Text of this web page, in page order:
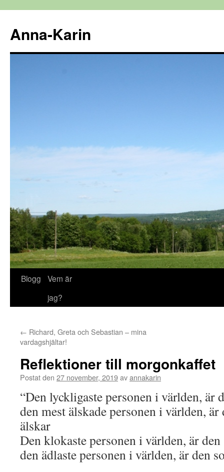
innehåll
Anna-Karin
Blogg
Vem är
jag?
← Richard, Greta och Sebastian – mina
vardagshjältar!
Reflektioner till morgonkaffet
Postat den 27 november, 2019avannakarin
“Den lyckligaste personen i världen, är
den mest älskade personen i världen,
älskar
Den klokaste personen i världen, är
den ädlaste personen i världen, är den